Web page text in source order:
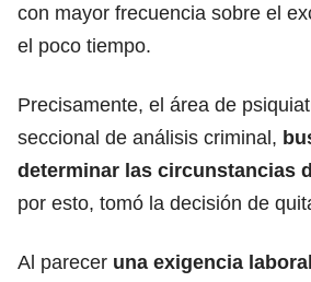
con mayor frecuencia sobre el
el poco tiempo.
Precisamente, el área de
seccional de análisis criminal,
determinar las circunstancias
por esto, tomó la decisión de
Al parecer una exigencia